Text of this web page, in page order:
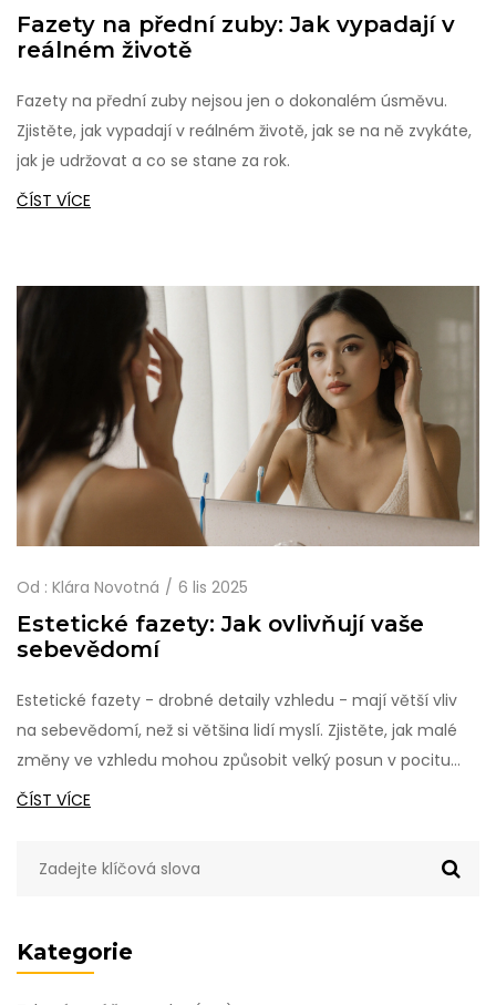
Kategorie
Fazety na přední zuby: Jak vypadají v
reálném životě
Fazety na přední zuby nejsou jen o dokonalém úsměvu.
Zjistěte, jak vypadají v reálném životě, jak se na ně zvykáte,
jak je udržovat a co se stane za rok.
ČÍST VÍCE
Od : Klára Novotná 6 lis 2025
Estetické fazety: Jak ovlivňují vaše
sebevědomí
Estetické fazety - drobné detaily vzhledu - mají větší vliv
na sebevědomí, než si většina lidí myslí. Zjistěte, jak malé
změny ve vzhledu mohou způsobit velký posun v pocitu
sebevědomí.
ČÍST VÍCE